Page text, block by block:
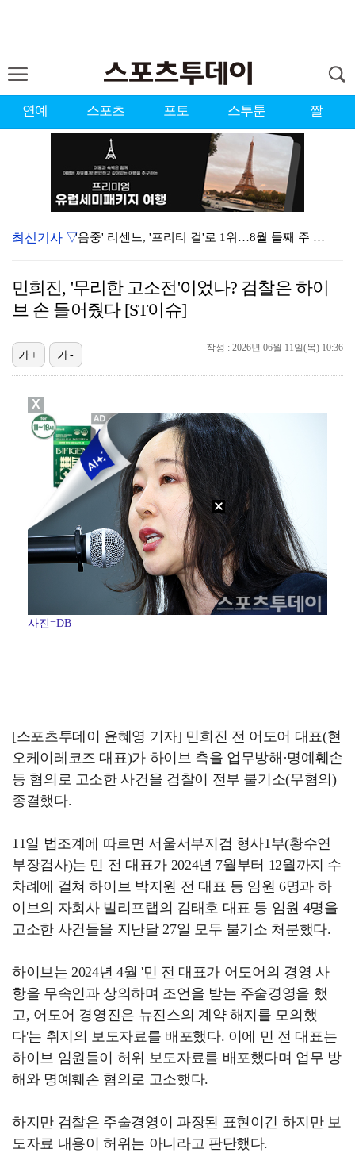
연예 스포츠 포토 스투툰 짤
'음중' 리센느, '프리티 걸'로 1위…8월 둘째 주 …
강채연, 제주삼다수 3R 선두 질주…서어진·장은수 1타…
아이들, '톰보이'까지 MV 4억뷰 돌파…통산 3번째 …
'전참시' 리센느 메이 "희망 보이지 않아 팀 탈퇴 고…
[ST포토] 정지효, 퍼터 확인
최신기사 ▽
민희진, '무리한 고소전'이었나? 검찰은 하이
브 손 들어줬다 [ST이슈]
작성 : 2026년 06월 11일(목) 10:36
가+ 가-
사진=DB
[스포츠투데이 윤혜영 기자] 민희진 전 어도어 대표(현
오케이레코즈 대표)가 하이브 측을 업무방해·명예훼손
등 혐의로 고소한 사건을 검찰이 전부 불기소(무혐의)
종결했다.
11일 법조계에 따르면 서울서부지검 형사1부(황수연
부장검사)는 민 전 대표가 2024년 7월부터 12월까지 수
차례에 걸쳐 하이브 박지원 전 대표 등 임원 6명과 하
이브의 자회사 빌리프랩의 김태호 대표 등 임원 4명을
고소한 사건들을 지난달 27일 모두 불기소 처분했다.
하이브는 2024년 4월 '민 전 대표가 어도어의 경영 사
항을 무속인과 상의하며 조언을 받는 주술경영을 했
고, 어도어 경영진은 뉴진스의 계약 해지를 모의했
다'는 취지의 보도자료를 배포했다. 이에 민 전 대표는
하이브 임원들이 허위 보도자료를 배포했다며 업무 방
해와 명예훼손 혐의로 고소했다.
하지만 검찰은 주술경영이 과장된 표현이긴 하지만 보
도자료 내용이 허위는 아니라고 판단했다.
X